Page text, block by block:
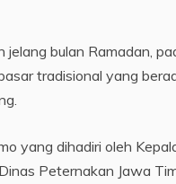
jelang bulan Ramadan,
tradisional yang
yang dihadiri oleh
Peternakan Jawa